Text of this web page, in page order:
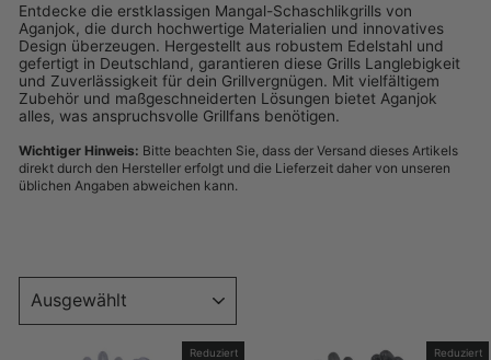
Entdecke die erstklassigen Mangal-Schaschlikgrills von
Aganjok, die durch hochwertige Materialien und innovatives
Design überzeugen. Hergestellt aus robustem Edelstahl und
gefertigt in Deutschland, garantieren diese Grills Langlebigkeit
und Zuverlässigkeit für dein Grillvergnügen. Mit vielfältigem
Zubehör und maßgeschneiderten Lösungen bietet Aganjok
alles, was anspruchsvolle Grillfans benötigen.
Wichtiger Hinweis: Bitte beachten Sie, dass der Versand dieses Artikels
direkt durch den Hersteller erfolgt und die Lieferzeit daher von unseren
üblichen Angaben abweichen kann.
SORTIEREN
Reduziert Reduziert